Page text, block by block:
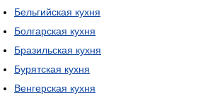
Бельгийская кухня
Болгарская кухня
Бразильская кухня
Бурятская кухня
Венгерская кухня